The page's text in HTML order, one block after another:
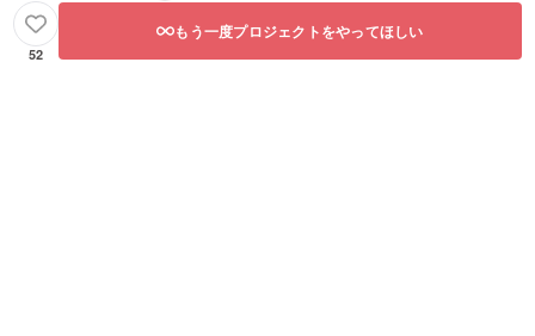
52
もう一度プロジェクトをやってほしい